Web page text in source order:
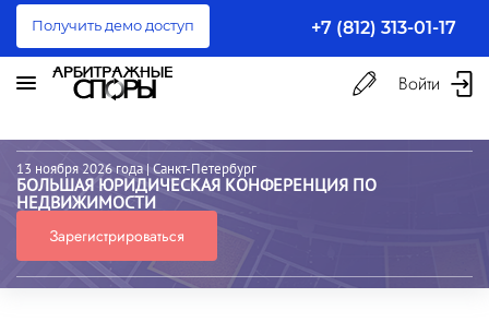
Получить демо доступ +7 (812) 313-01-17
Войти
13 ноября 2026 года | Санкт-Петербург
БОЛЬШАЯ ЮРИДИЧЕСКАЯ КОНФЕРЕНЦИЯ ПО
НЕДВИЖИМОСТИ
Зарегистрироваться